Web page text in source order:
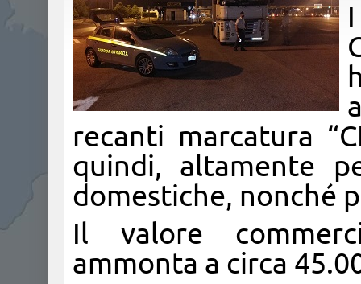
recanti marcatura
quindi, altamente
domestiche, nonché
Il valore
ammonta a circa